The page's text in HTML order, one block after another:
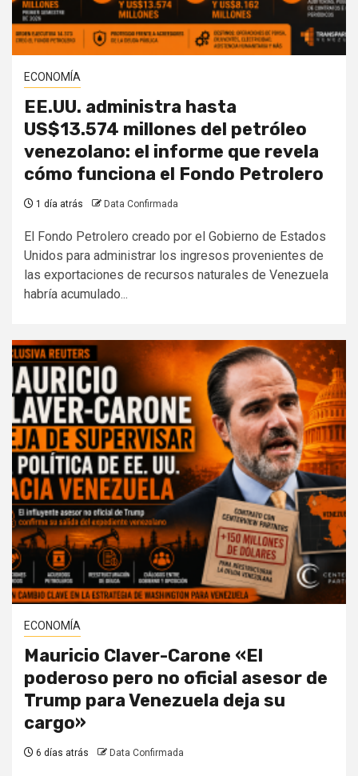
ECONOMÍA
EE.UU. administra hasta
US$13.574 millones del petróleo
venezolano: el informe que revela
cómo funciona el Fondo Petrolero
1 día atrás Data Confirmada
El Fondo Petrolero creado por el Gobierno de Estados
Unidos para administrar los ingresos provenientes de
las exportaciones de recursos naturales de Venezuela
habría acumulado...
ECONOMÍA
Mauricio Claver-Carone «El
poderoso pero no oficial asesor de
Trump para Venezuela deja su
cargo»
6 días atrás Data Confirmada